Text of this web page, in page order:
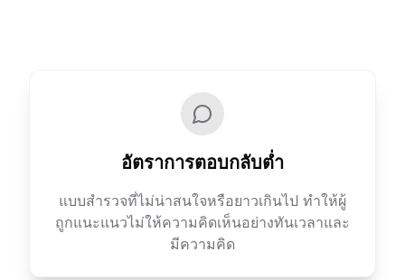
อัตราการตอบกลับต่ำ
แบบสำรวจที่ไม่น่าสนใจหรือยาวเกินไป ทำให้ผู้
ถูกแนะแนวไม่ให้ความคิดเห็นอย่างทันเวลาและ
มีความคิด